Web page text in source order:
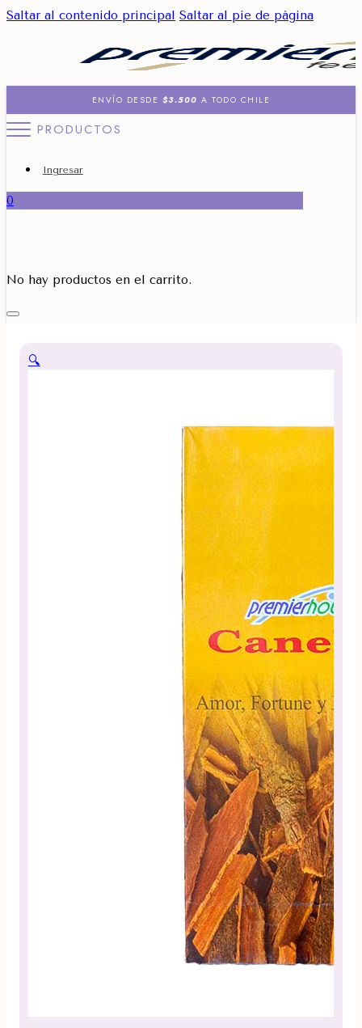
Saltar al contenido principal Saltar al pie de página
ENVÍO DESDE $3.500 A TODO CHILE
PRODUCTOS
Ingresar
0
No hay productos en el carrito.
🔍